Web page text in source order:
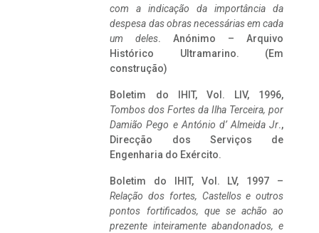
com a indicação da importância da
despesa das obras necessárias em cada
um deles. Anónimo – Arquivo
Histórico Ultramarino. (Em
construção)
Boletim do IHIT, Vol. LIV, 1996,
Tombos dos Fortes da Ilha Terceira, por
Damião Pego e António d’ Almeida Jr.,
Direcção dos Serviços de
Engenharia do Exército.
Boletim do IHIT, Vol. LV, 1997 –
Relação dos fortes, Castellos e outros
pontos fortificados, que se achão ao
prezente inteiramente abandonados, e